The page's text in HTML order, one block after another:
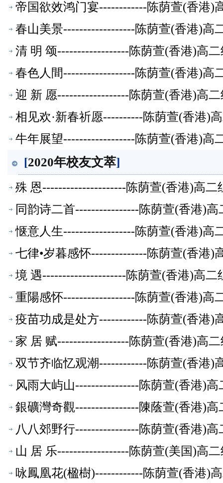
帝国欲效鸿门宴------------陈荫萱(香港)
春山美景------------------陈荫萱(香港)高
清 明 颂------------------陈荫萱(香港)高
春色人間------------------陈荫萱(香港)高
迎 新 愿------------------陈荫萱(香港)高
相见欢·新春祈愿----------陈荫萱(香港)
牛年展望------------------陈荫萱(香港)高
[2020年校友文萃]
殊 恩---------------------陈荫萱(香港)高二
同韵诗二首----------------陈荫萱(香港)
惬意人生------------------陈荫萱(香港)高
七律•岁暮感怀--------------陈荫萱(香港)
境 遇---------------------陈荫萱(香港)高二
重陽感怀------------------陈荫萱(香港)高
疫苗功成是处方------------陈荫萱(香港)
家 居 赋------------------陈荫萱(香港)高
双节齐临忆观潮------------陈荫萱(香港)
风雨大屿山----------------陈荫萱(香港)
銀礦灣奇觀----------------陳蔭萱(香港)高
八八郊野行----------------陈荫萱(香港)
山 居 乐------------------陈荫萱(美国)高
咏鳳凰花(楹樹)------------陈荫萱(香港)